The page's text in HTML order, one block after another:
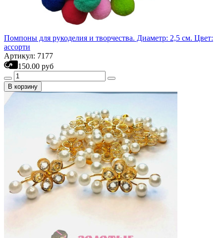
Помпоны для рукоделия и творчества. Диаметр: 2,5 см. Цвет:
ассорти
Артикул: 7177
150.00 руб
В корзину